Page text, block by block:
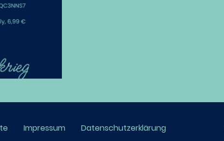
Impressum Datenschutzerklärung